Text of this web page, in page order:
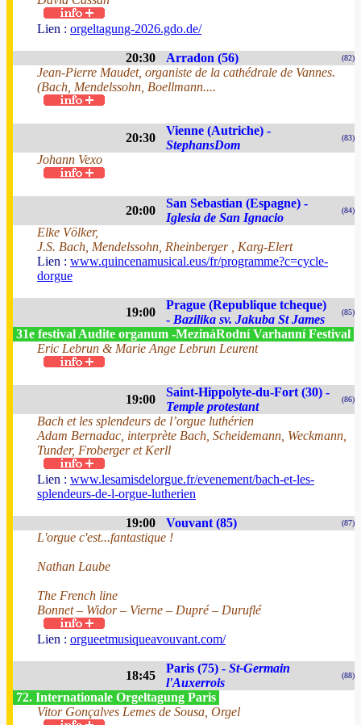
Lien : orgeltagung-2026.gdo.de/
20:30 Arradon (56) (82)
Jean-Pierre Maudet, organiste de la cathédrale de Vannes.
(Bach, Mendelssohn, Boellmann....
20:30
Vienne (Autriche) -
StephansDom
(83)
Johann Vexo
20:00
San Sebastian (Espagne) -
Iglesia de San Ignacio
(84)
Elke Völker,
J.S. Bach, Mendelssohn, Rheinberger , Karg-Elert
Lien : www.quincenamusical.eus/fr/programme?c=cycle-
dorgue
19:00
Prague (Republique tcheque)
- Bazilika sv. Jakuba St James
(85)
31e festival Audite organum -MezináRodní Varhanní Festival
Eric Lebrun & Marie Ange Lebrun Leurent
19:00
Saint-Hippolyte-du-Fort (30) -
Temple protestant
(86)
Bach et les splendeurs de l’orgue luthérien
Adam Bernadac, interprète Bach, Scheidemann, Weckmann,
Tunder, Froberger et Kerll
Lien : www.lesamisdelorgue.fr/evenement/bach-et-les-
splendeurs-de-l-orgue-lutherien
19:00 Vouvant (85) (87)
L'orgue c'est...fantastique !
Nathan Laube
The French line
Bonnet – Widor – Vierne – Dupré – Duruflé
Lien : orgueetmusiqueavouvant.com/
18:45
Paris (75) - St-Germain
l'Auxerrois
(88)
72. Internationale Orgeltagung Paris
Vitor Gonçalves Lemes de Sousa, Orgel